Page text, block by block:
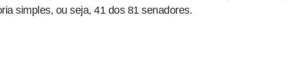
simples, ou seja, 41 dos 81 senadores.